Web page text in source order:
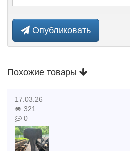
Опубликовать
Похожие товары
17.03.26
321
0